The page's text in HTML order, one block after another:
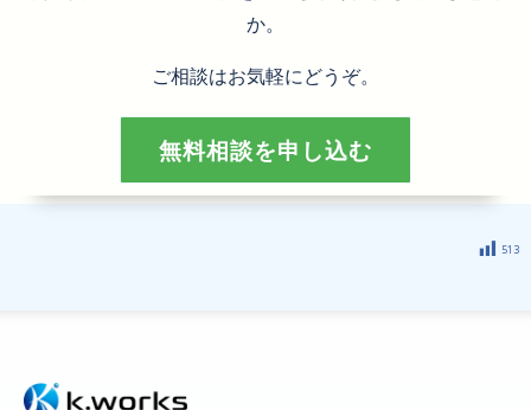
か。
ご相談はお気軽にどうぞ。
無料相談を申し込む
513